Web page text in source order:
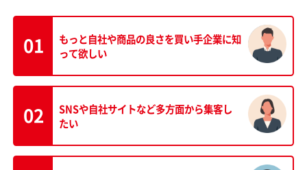
01 もっと自社や商品の良さを買い手企業に知
って欲しい
02 SNSや自社サイトなど多方面から集客し
たい